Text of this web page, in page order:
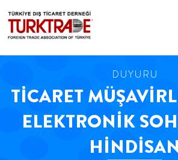
DUYURU
TİCARET
ELEKTRONİK
HİNDİSAN